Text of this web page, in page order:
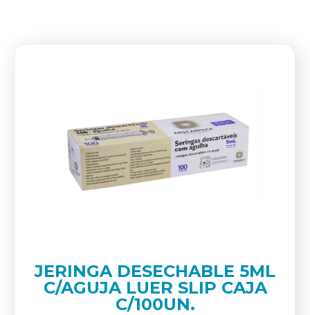
JERINGA DESECHABLE 5ML
C/AGUJA LUER SLIP CAJA
C/100UN.